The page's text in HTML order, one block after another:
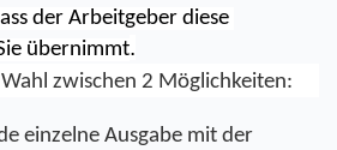
der Arbeitgeber diese
übernimmt.
zwischen 2 Möglichkeiten:
einzelne Ausgabe mit der